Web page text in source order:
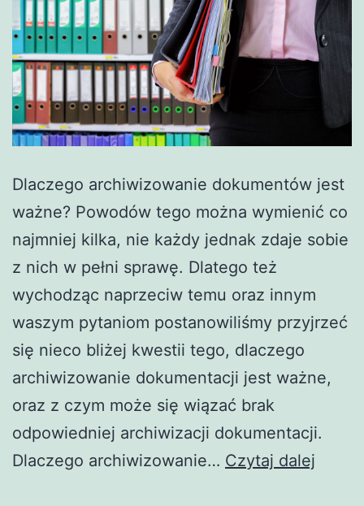
Dlaczego archiwizowanie dokumentów jest
ważne? Powodów tego można wymienić co
najmniej kilka, nie każdy jednak zdaje sobie
z nich w pełni sprawę. Dlatego też
wychodząc naprzeciw temu oraz innym
waszym pytaniom postanowiliśmy przyjrzeć
się nieco bliżej kwestii tego, dlaczego
archiwizowanie dokumentacji jest ważne,
oraz z czym może się wiązać brak
odpowiedniej archiwizacji dokumentacji.
Dlaczego archiwizowanie… Czytaj dalej